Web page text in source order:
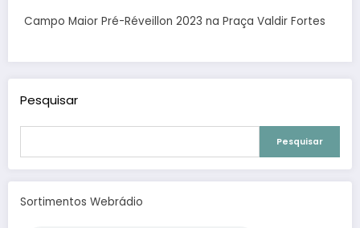
Campo Maior Pré-Réveillon 2023 na Praça Valdir Fortes
Pesquisar
Pesquisar
Sortimentos Webrádio